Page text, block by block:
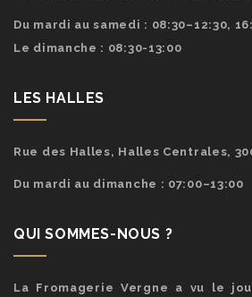
Du mardi au samedi : 08:30–12:30,
Le dimanche : 08:30-13:00
LES HALLES
Rue des Halles, Halles Centrales,
Du mardi au dimanche : 07:00–13:00
QUI SOMMES-NOUS ?
La Fromagerie Vergne a vu le